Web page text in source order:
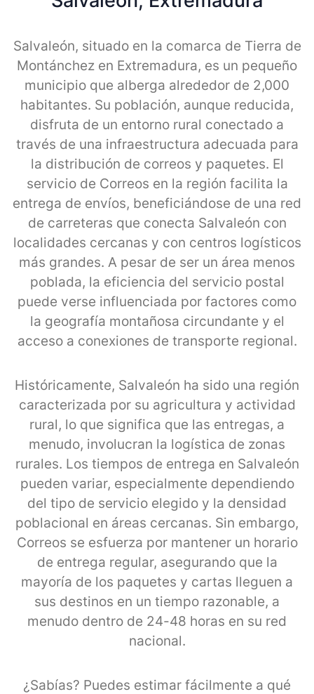
Salvaleón, situado en la comarca de Tierra de
Montánchez en Extremadura, es un pequeño
municipio que alberga alrededor de 2,000
habitantes. Su población, aunque reducida,
disfruta de un entorno rural conectado a
través de una infraestructura adecuada para
la distribución de correos y paquetes. El
servicio de Correos en la región facilita la
entrega de envíos, beneficiándose de una red
de carreteras que conecta Salvaleón con
localidades cercanas y con centros logísticos
más grandes. A pesar de ser un área menos
poblada, la eficiencia del servicio postal
puede verse influenciada por factores como
la geografía montañosa circundante y el
acceso a conexiones de transporte regional.
Históricamente, Salvaleón ha sido una región
caracterizada por su agricultura y actividad
rural, lo que significa que las entregas, a
menudo, involucran la logística de zonas
rurales. Los tiempos de entrega en Salvaleón
pueden variar, especialmente dependiendo
del tipo de servicio elegido y la densidad
poblacional en áreas cercanas. Sin embargo,
Correos se esfuerza por mantener un horario
de entrega regular, asegurando que la
mayoría de los paquetes y cartas lleguen a
sus destinos en un tiempo razonable, a
menudo dentro de 24-48 horas en su red
nacional.
¿Sabías? Puedes estimar fácilmente a qué